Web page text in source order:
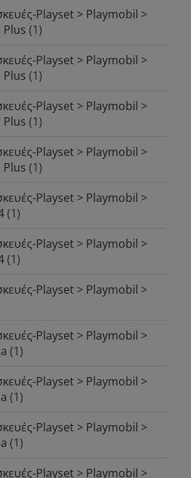
Playset > Playmobil >
Plus (1)
Playset > Playmobil >
Plus (1)
Playset > Playmobil >
Plus (1)
Playset > Playmobil >
Plus (1)
Playset > Playmobil >
(1)
Playset > Playmobil >
(1)
Playset > Playmobil >
Playset > Playmobil >
(1)
Playset > Playmobil >
(1)
Playset > Playmobil >
(1)
Playset > Playmobil >